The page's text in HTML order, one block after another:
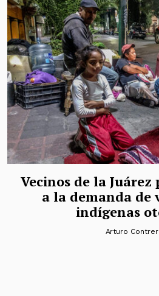
Vecinos de la
a la demanda de
indígenas
Arturo